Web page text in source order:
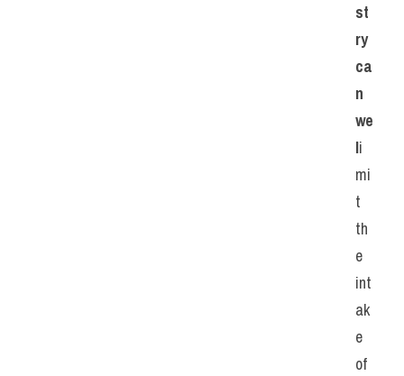
st
ry
ca
n
we
li
mi
t
th
e
int
ak
e
of